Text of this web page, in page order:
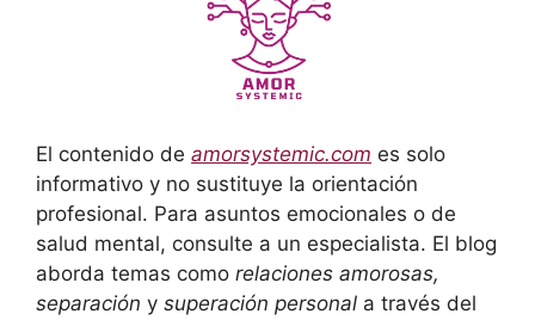
El contenido de amorsystemic.com es solo
informativo y no sustituye la orientación
profesional. Para asuntos emocionales o de
salud mental, consulte a un especialista. El blog
aborda temas como relaciones amorosas,
separación y superación personal a través del